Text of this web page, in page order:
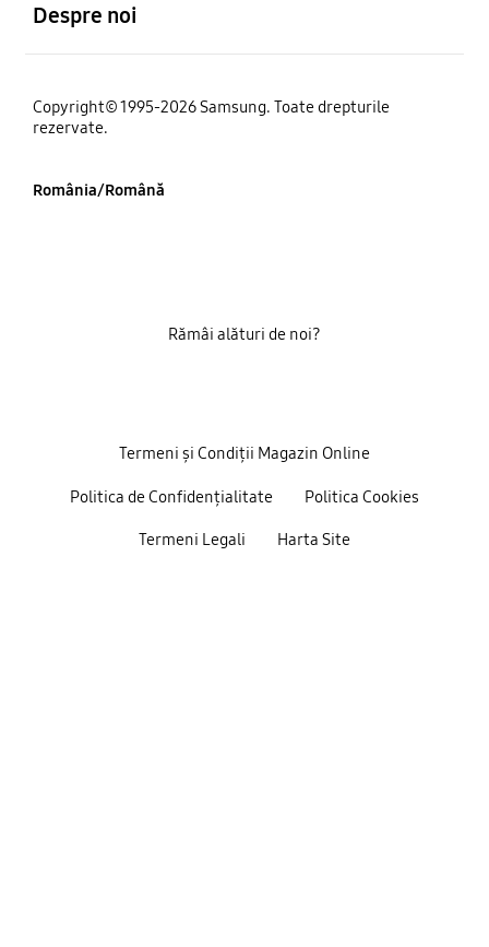
Despre noi
Copyright© 1995-2026 Samsung. Toate drepturile
rezervate.
România/Română
Termeni și Condiții Magazin Online
Politica de Confidențialitate Politica Cookies
Termeni Legali Harta Site
Rămâi alături de noi?